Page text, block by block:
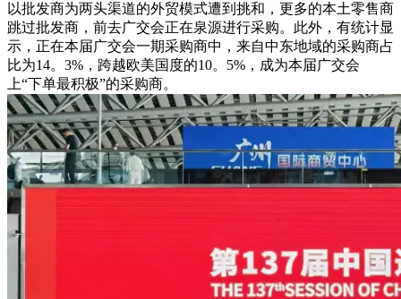
以批发商为两头渠道的外贸模式遭到挑和，更多的本土零售商
跳过批发商，前去广交会正在泉源进行采购。此外，有统计显
示，正在本届广交会一期采购商中，来自中东地域的采购商占
比为14。3%，跨越欧美国度的10。5%，成为本届广交会
上“下单最积极”的采购商。